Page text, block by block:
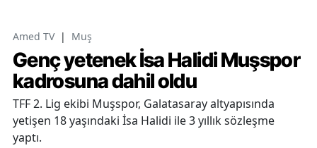
Amed TV | Muş
Genç yetenek İsa Halidi Muşspor
kadrosuna dahil oldu
TFF 2. Lig ekibi Muşspor, Galatasaray altyapısında
yetişen 18 yaşındaki İsa Halidi ile 3 yıllık sözleşme
yaptı.